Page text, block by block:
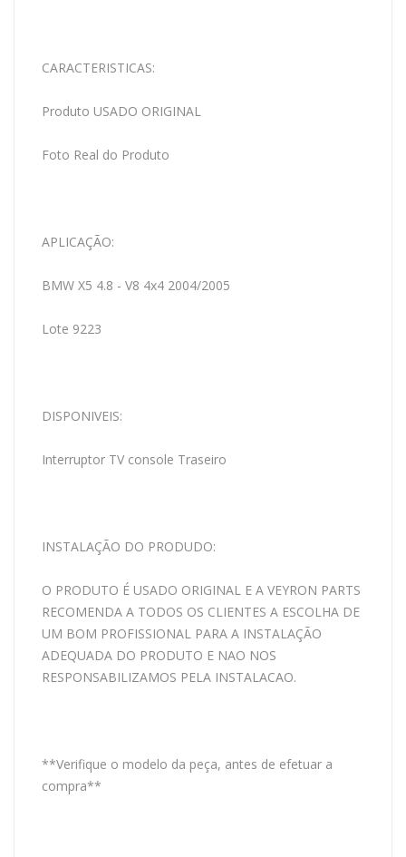
CARACTERISTICAS:
Produto USADO ORIGINAL
Foto Real do Produto
APLICAÇÃO:
BMW X5 4.8 - V8 4x4 2004/2005
Lote 9223
DISPONIVEIS:
Interruptor TV console Traseiro
INSTALAÇÃO DO PRODUDO:
O PRODUTO É USADO ORIGINAL E A VEYRON PARTS
RECOMENDA A TODOS OS CLIENTES A ESCOLHA DE
UM BOM PROFISSIONAL PARA A INSTALAÇÃO
ADEQUADA DO PRODUTO E NAO NOS
RESPONSABILIZAMOS PELA INSTALACAO.
**Verifique o modelo da peça, antes de efetuar a
compra**